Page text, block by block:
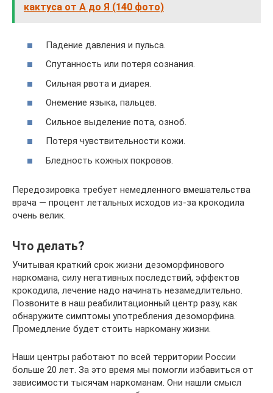
кактуса от А до Я (140 фото)
Падение давления и пульса.
Спутанность или потеря сознания.
Сильная рвота и диарея.
Онемение языка, пальцев.
Сильное выделение пота, озноб.
Потеря чувствительности кожи.
Бледность кожных покровов.
Передозировка требует немедленного вмешательства
врача — процент летальных исходов из-за крокодила
очень велик.
Что делать?
Учитывая краткий срок жизни дезоморфинового
наркомана, силу негативных последствий, эффектов
крокодила, лечение надо начинать незамедлительно.
Позвоните в наш реабилитационный центр разу, как
обнаружите симптомы употребления дезоморфина.
Промедление будет стоить наркоману жизни.
Наши центры работают по всей территории России
больше 20 лет. За это время мы помогли избавиться от
зависимости тысячам наркоманам. Они нашли смысл